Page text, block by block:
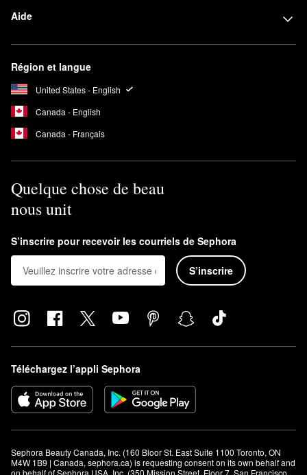
Aide
Région et langue
United States - English
Canada - English
Canada - Français
Quelque chose de beau
nous unit
S’inscrire pour recevoir les courriels de Sephora
S’inscrire
Téléchargez l’appli Sephora
Sephora Beauty Canada, Inc. (160 Bloor St. East Suite 1100 Toronto, ON
M4W 1B9 | Canada, sephora.ca) is requesting consent on its own behalf and
on behalf of Sephora USA, Inc. (350 Mission Street, Floor 7, San Francisco,